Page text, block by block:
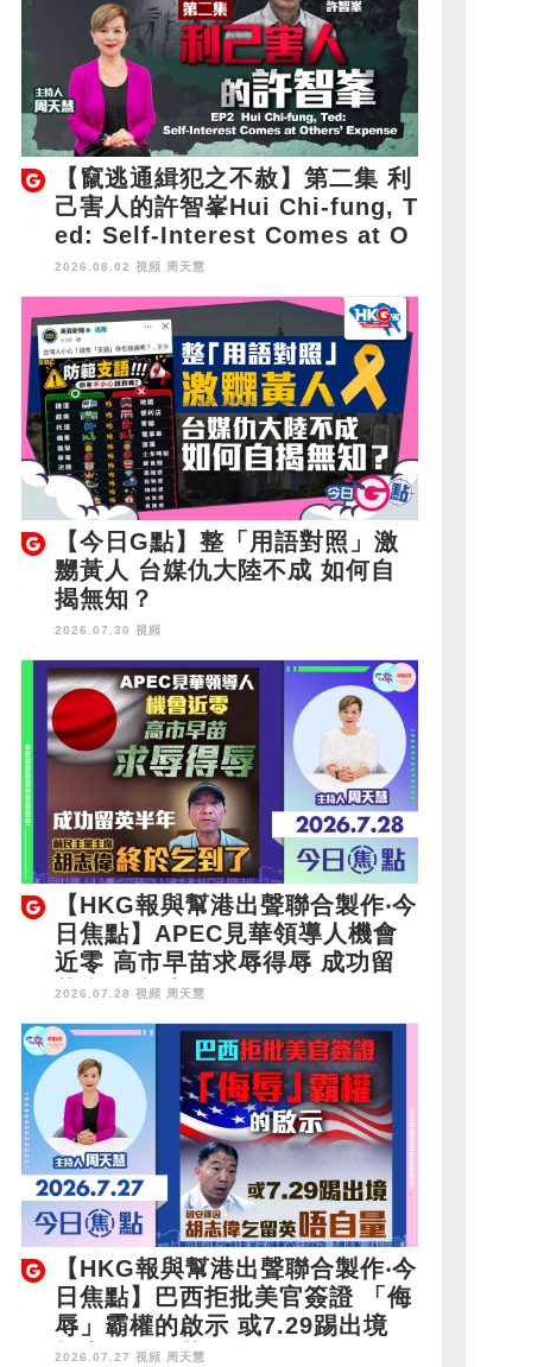
【竄逃通緝犯之不赦】第二集 利
己害人的許智峯Hui Chi-fung, T
ed: Self-Interest Comes at O
thers' Expense
2026.08.02 視頻 周天慧
【今日G點】整「用語對照」激
嬲黃人 台媒仇大陸不成 如何自
揭無知？
2026.07.30 視頻
【HKG報與幫港出聲聯合製作‧今
日焦點】APEC見華領導人機會
近零 高市早苗求辱得辱 成功留
英半年 胡志偉終於乞到了
2026.07.28 視頻 周天慧
【HKG報與幫港出聲聯合製作‧今
日焦點】巴西拒批美官簽證 「侮
辱」霸權的啟示 或7.29踢出境
胡志偉乞留英唔自量
2026.07.27 視頻 周天慧